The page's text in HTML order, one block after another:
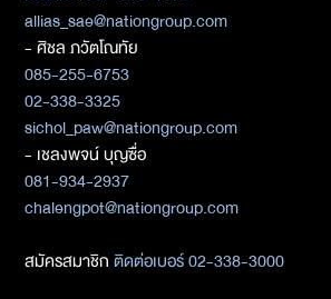
allias_sae@nationgroup.com
- ศิชล ภวัตโณทัย
085-255-6753
02-338-3325
sichol_paw@nationgroup.com
- เชลงพจน์ บุญซื่อ
081-934-2937
chalengpot@nationgroup.com
สมัครสมาชิกติดต่อเบอร์ 02-338-3000